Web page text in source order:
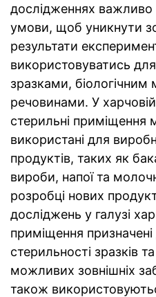
дослідженнях важливо
умови, щоб уникнути
результати
використовуватись
зразками,
речовинами. У
стерильні приміщення
використані для
продуктів, таких як
вироби, напої та
розробці нових
досліджень у галузі
приміщення
стерильності зразків
можливих зовнішніх
також